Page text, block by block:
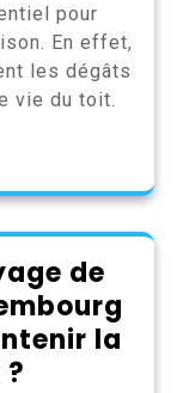
pour
En effet,
les dégâts
vie du toit.
de
la